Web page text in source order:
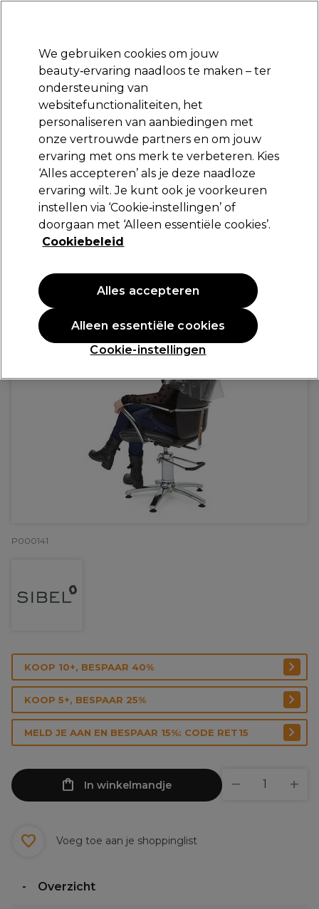
Aanmelden
Merken Deals Haar Elektra
Volgende dag geleverd*
Na verzending, maandag t/m vrijdag
Sibel Wegwerp Schoudermantel Trans 100st
10,79 €
PROMOTIE
P000141
KOOP 10+, BESPAAR 40%
KOOP 5+, BESPAAR 25%
MELD JE AAN EN BESPAAR 15%: CODE RET15
In winkelmandje
Voeg toe aan je shoppinglist
Overzicht
We gebruiken cookies om jouw
beauty‑ervaring naadloos te maken – ter
ondersteuning van
websitefunctionaliteiten, het
personaliseren van aanbiedingen met
onze vertrouwde partners en om jouw
ervaring met ons merk te verbeteren. Kies
‘Alles accepteren’ als je deze naadloze
ervaring wilt. Je kunt ook je voorkeuren
instellen via ‘Cookie‑instellingen’ of
doorgaan met ‘Alleen essentiële cookies’.
Cookiebeleid
Cookie-instellingen
Alleen essentiële cookies
Alles accepteren